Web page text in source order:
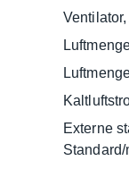
Externe
Standard/